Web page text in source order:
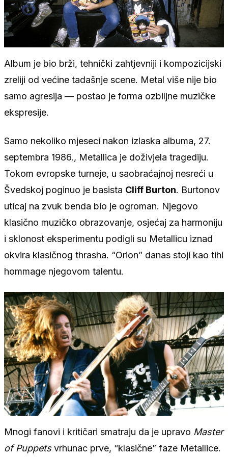
Album je bio brži, tehnički zahtjevniji i kompozicijski
zreliji od većine tadašnje scene. Metal više nije bio
samo agresija — postao je forma ozbiljne muzičke
ekspresije.
Samo nekoliko mjeseci nakon izlaska albuma, 27.
septembra 1986., Metallica je doživjela tragediju.
Tokom evropske turneje, u saobraćajnoj nesreći u
Švedskoj poginuo je basista Cliff Burton. Burtonov
uticaj na zvuk benda bio je ogroman. Njegovo
klasično muzičko obrazovanje, osjećaj za harmoniju
i sklonost eksperimentu podigli su Metallicu iznad
okvira klasičnog thrasha. “Orion” danas stoji kao tihi
hommage njegovom talentu.
Mnogi fanovi i kritičari smatraju da je upravo Master
of Puppetsvrhunac prve, “klasične” faze Metallice.